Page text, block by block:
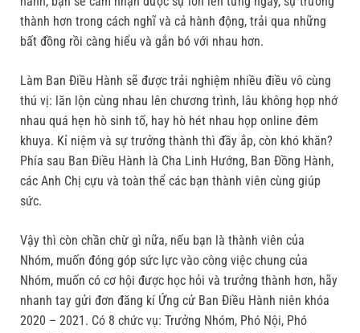
thành hơn trong cách nghĩ và cả hành động, trải qua những
bất đồng rồi càng hiểu và gắn bó với nhau hơn.
Làm Ban Điều Hành sẽ được trải nghiệm nhiều điều vô cùng
thú vị: lăn lộn cùng nhau lên chương trình, lâu không họp nhớ
nhau quá hẹn hò sinh tố, hay hò hét nhau họp online đêm
khuya. Kỉ niệm và sự trưởng thành thì đầy ắp, còn khó khăn?
Phía sau Ban Điều Hành là Cha Linh Hướng, Ban Đồng Hành,
các Anh Chị cựu và toàn thể các bạn thành viên cùng giúp
sức.
Vậy thì còn chần chừ gì nữa, nếu bạn là thành viên của
Nhóm, muốn đóng góp sức lực vào công việc chung của
Nhóm, muốn có cơ hội được học hỏi và trưởng thành hơn, hãy
nhanh tay gửi đơn đăng kí Ứng cử Ban Điều Hành niên khóa
2020 – 2021. Có 8 chức vụ: Trưởng Nhóm, Phó Nội, Phó